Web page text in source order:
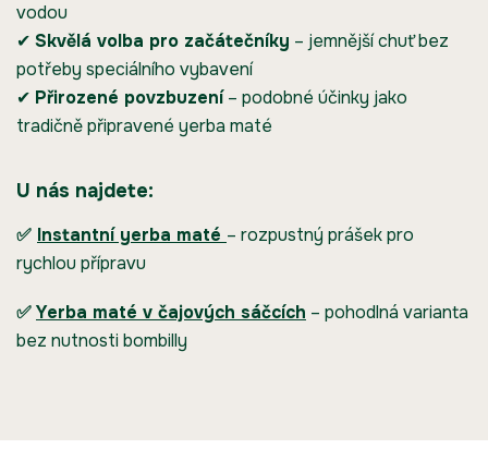
vodou
✔ Skvělá volba pro začátečníky – jemnější chuť bez
potřeby speciálního vybavení
✔ Přirozené povzbuzení– podobné účinky jako
tradičně připravené yerba maté
U nás najdete:
✅ Instantní yerba maté – rozpustný prášek pro
rychlou přípravu
✅Yerba maté v čajových sáčcích – pohodlná varianta
bez nutnosti bombilly